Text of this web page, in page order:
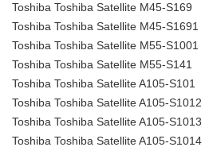
Toshiba Toshiba Satellite M45-S169
Toshiba Toshiba Satellite M45-S1691
Toshiba Toshiba Satellite M55-S1001
Toshiba Toshiba Satellite M55-S141
Toshiba Toshiba Satellite A105-S101
Toshiba Toshiba Satellite A105-S1012
Toshiba Toshiba Satellite A105-S1013
Toshiba Toshiba Satellite A105-S1014